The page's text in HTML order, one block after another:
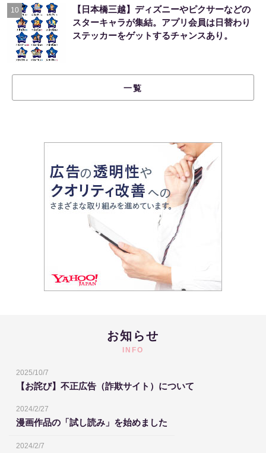
10
【日本橋三越】ディズニーやピクサーなどの
スターキャラが集結。アプリ会員は日替わり
ステッカーをゲットするチャンスあり。
一覧
お知らせ
INFO
2025/10/7
【お詫び】不正広告（詐欺サイト）について
2024/2/27
漫画作品の「試し読み」を始めました
2024/2/7